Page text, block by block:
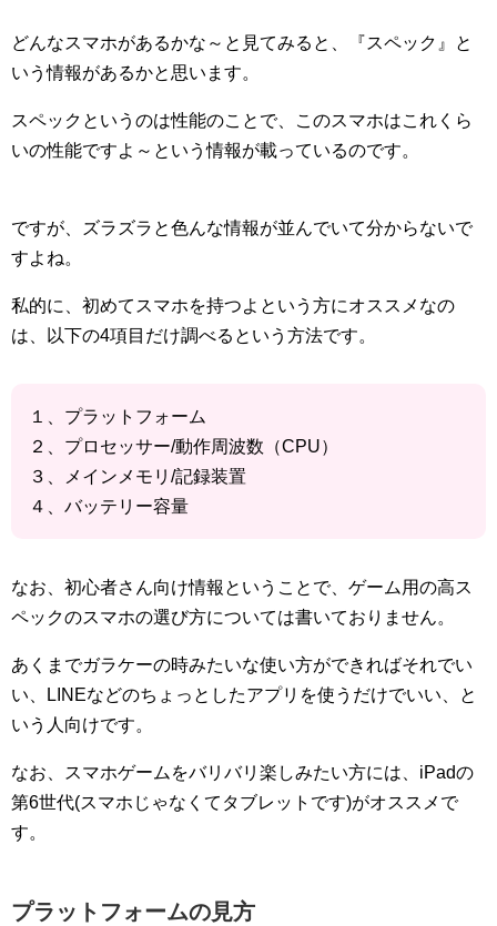
どんなスマホがあるかな～と見てみると、『スペック』と
いう情報があるかと思います。
スペックというのは性能のことで、このスマホはこれくら
いの性能ですよ～という情報が載っているのです。
ですが、ズラズラと色んな情報が並んでいて分からないで
すよね。
私的に、初めてスマホを持つよという方にオススメなの
は、以下の4項目だけ調べるという方法です。
１、プラットフォーム
２、プロセッサー/動作周波数（CPU）
３、メインメモリ/記録装置
４、バッテリー容量
なお、初心者さん向け情報ということで、ゲーム用の高ス
ペックのスマホの選び方については書いておりません。
あくまでガラケーの時みたいな使い方ができればそれでい
い、LINEなどのちょっとしたアプリを使うだけでいい、と
いう人向けです。
なお、スマホゲームをバリバリ楽しみたい方には、iPadの
第6世代(スマホじゃなくてタブレットです)がオススメで
す。
プラットフォームの見方